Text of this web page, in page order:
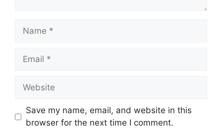
Name
Email
Website
Save my name, email, and website in this
browser for the next time I comment.